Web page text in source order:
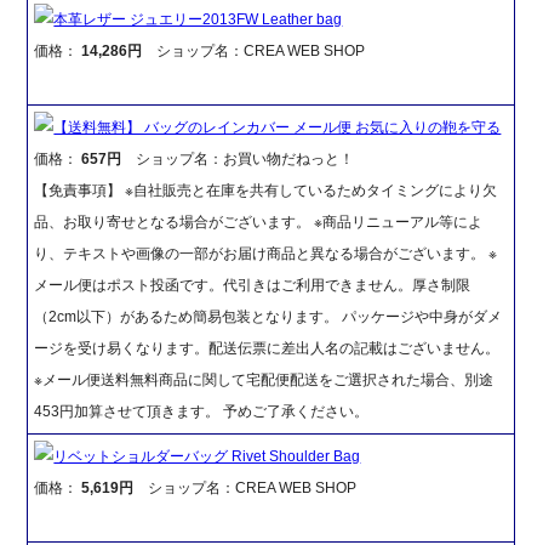
本革レザー ジュエリー2013FW Leather bag
価格：14,286円 ショップ名：CREA WEB SHOP
【送料無料】 バッグのレインカバー メール便 お気に入りの鞄を守る
価格：657円
ショップ名：お買い物だねっと！
【免責事項】 ※自社販売と在庫を共有しているためタイミングにより欠
品、お取り寄せとなる場合がございます。 ※商品リニューアル等によ
り、テキストや画像の一部がお届け商品と異なる場合がございます。 ※
メール便はポスト投函です。代引きはご利用できません。厚さ制限
（2cm以下）があるため簡易包装となります。 パッケージや中身がダメ
ージを受け易くなります。配送伝票に差出人名の記載はございません。
※メール便送料無料商品に関して宅配便配送をご選択された場合、別途
453円加算させて頂きます。 予めご了承ください。
リベットショルダーバッグ Rivet Shoulder Bag
価格：5,619円 ショップ名：CREA WEB SHOP